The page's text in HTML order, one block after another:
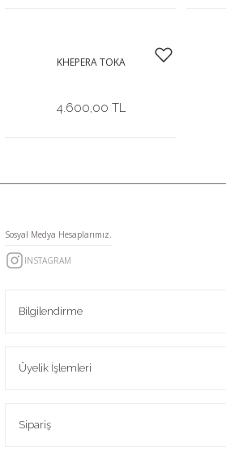
KHEPERA TOKA
4.600,00 TL
Sosyal Medya Hesaplarımız.
INSTAGRAM
Bilgilendirme
Üyelik İşlemleri
Sipariş